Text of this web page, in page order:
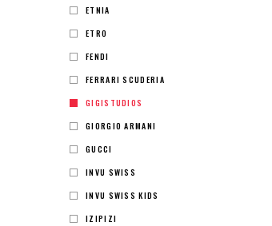
ETNIA
ETRO
FENDI
FERRARI SCUDERIA
GIGISTUDIOS
GIORGIO ARMANI
GUCCI
INVU SWISS
INVU SWISS KIDS
IZIPIZI